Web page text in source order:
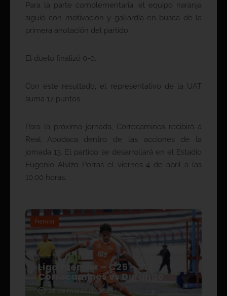
Para la parte complementaria, el equipo naranja
siguió con motivación y gallardía en busca de la
primera anotación del partido.
El duelo finalizó 0-0.
Con este resultado, el representativo de la UAT
suma 17 puntos.
Para la próxima jornada, Correcaminos recibirá a
Real Apodaca dentro de las acciones de la
jornada 13. El partido se desarrollará en el Estadio
Eugenio Alvizo Porras el viernes 4 de abril a las
10:00 horas.
Premier
Liga Premier – C25 – J12 –
Correcaminos vs Durango
28 de marzo de 2025